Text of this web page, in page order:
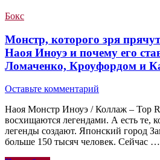
Бокс
Монстр, которого зря
Наоя Иноуэ и почему его
Ломаченко, Кроуфордом и
Оставьте комментарий
Наоя Монстр Иноуэ / Коллаж – Top
восхищаются легендами. А есть те,
легенды создают. Японский город
больше 150 тысяч человек. Сейчас …